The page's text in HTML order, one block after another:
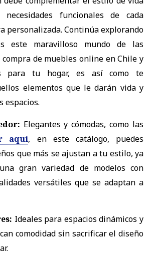
funcionales de cada
personalizada. Continúa explorando
este maravilloso mundo de las
de muebles online en Chile y
para tu hogar, es así como te
elementos que le darán vida y
espacios.
Elegantes y cómodas, como las
aquí, en este catálogo, puedes
que más se ajustan a tu estilo, ya
gran variedad de modelos con
versátiles que se adaptan a
Ideales para espacios dinámicos y
comodidad sin sacrificar el diseño